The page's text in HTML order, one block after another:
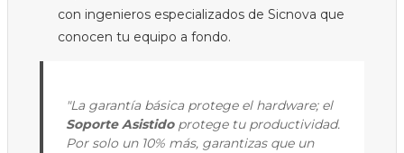
con ingenieros especializados de Sicnova que
conocen tu equipo a fondo.
"La garantía básica protege el hardware; el
Soporte Asistidoprotege tu productividad.
Por solo un 10% más, garantizas que un